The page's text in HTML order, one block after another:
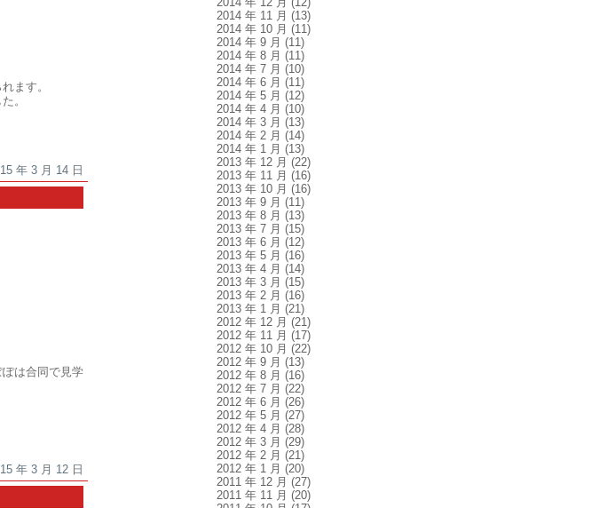
ます。
。
年 3 月 14 日
は合同で見学
年 3 月 12 日
2014 年 11 月 (13)
2014 年 10 月 (11)
2014 年 9 月 (11)
2014 年 8 月 (11)
2014 年 7 月 (10)
2014 年 6 月 (11)
2014 年 5 月 (12)
2014 年 4 月 (10)
2014 年 3 月 (13)
2014 年 2 月 (14)
2014 年 1 月 (13)
2013 年 12 月 (22)
2013 年 11 月 (16)
2013 年 10 月 (16)
2013 年 9 月 (11)
2013 年 8 月 (13)
2013 年 7 月 (15)
2013 年 6 月 (12)
2013 年 5 月 (16)
2013 年 4 月 (14)
2013 年 3 月 (15)
2013 年 2 月 (16)
2013 年 1 月 (21)
2012 年 12 月 (21)
2012 年 11 月 (17)
2012 年 10 月 (22)
2012 年 9 月 (13)
2012 年 8 月 (16)
2012 年 7 月 (22)
2012 年 6 月 (26)
2012 年 5 月 (27)
2012 年 4 月 (28)
2012 年 3 月 (29)
2012 年 2 月 (21)
2012 年 1 月 (20)
2011 年 12 月 (27)
2011 年 11 月 (20)